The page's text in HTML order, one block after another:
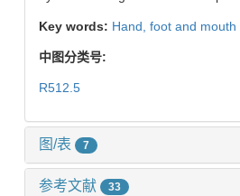
Key words: Hand, foot and mouth
中图分类号:
R512.5
图/表 7
参考文献 33